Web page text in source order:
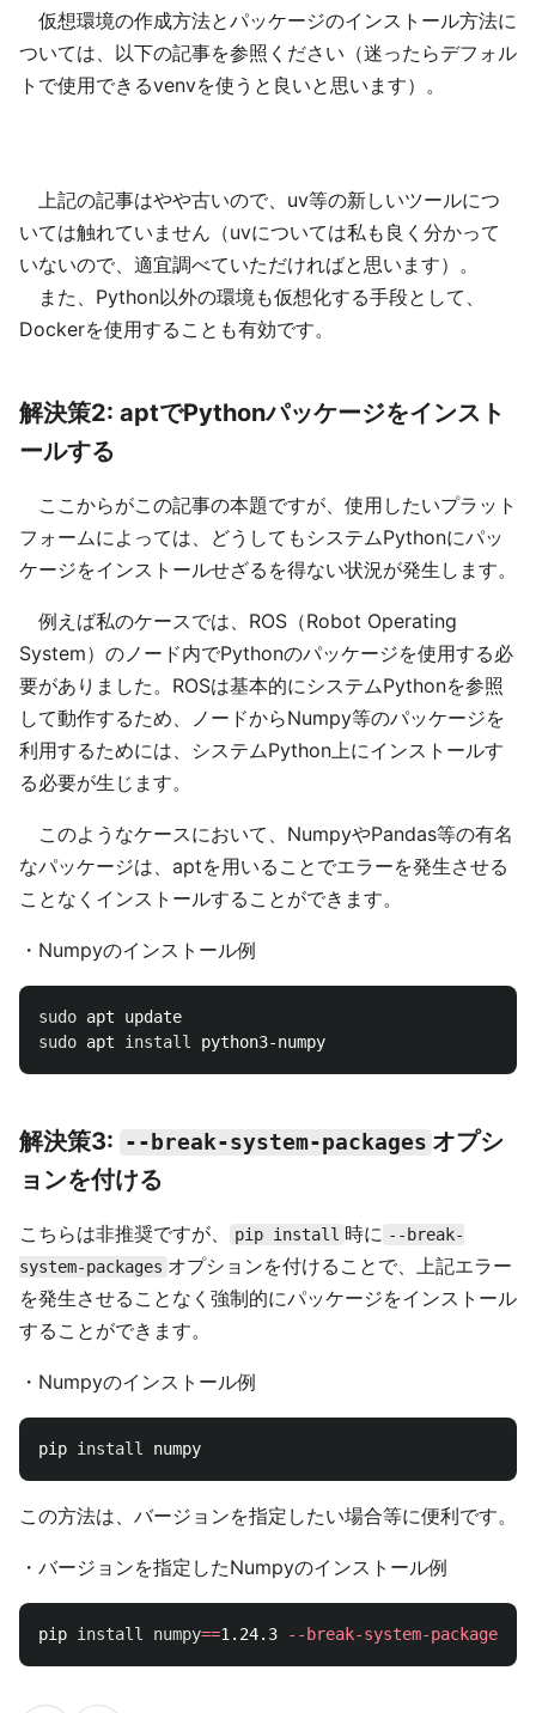
仮想環境の作成方法とパッケージのインストール方法に
ついては、以下の記事を参照ください（迷ったらデフォル
トで使用できるvenvを使うと良いと思います）。
上記の記事はやや古いので、uv等の新しいツールにつ
いては触れていません（uvについては私も良く分かって
いないので、適宜調べていただければと思います）。
また、Python以外の環境も仮想化する手段として、
Dockerを使用することも有効です。
解決策2: aptでPythonパッケージをインスト
ールする
ここからがこの記事の本題ですが、使用したいプラット
フォームによっては、どうしてもシステムPythonにパッ
ケージをインストールせざるを得ない状況が発生します。
例えば私のケースでは、ROS（Robot Operating
System）のノード内でPythonのパッケージを使用する必
要がありました。ROSは基本的にシステムPythonを参照
して動作するため、ノードからNumpy等のパッケージを
利用するためには、システムPython上にインストールす
る必要が生じます。
このようなケースにおいて、NumpyやPandas等の有名
なパッケージは、aptを用いることでエラーを発生させる
ことなくインストールすることができます。
・Numpyのインストール例
sudo
sudo apt install
解決策3: --break-system-packages オプシ
ョンを付ける
こちらは非推奨ですが、 pip install 時に --break-
system-packages オプションを付けることで、上記エラー
を発生させることなく強制的にパッケージをインストール
することができます。
・Numpyのインストール例
pip install
この方法は、バージョンを指定したい場合等に便利です。
・バージョンを指定したNumpyのインストール例
pip install numpy==1.24.3 --break-system-packages